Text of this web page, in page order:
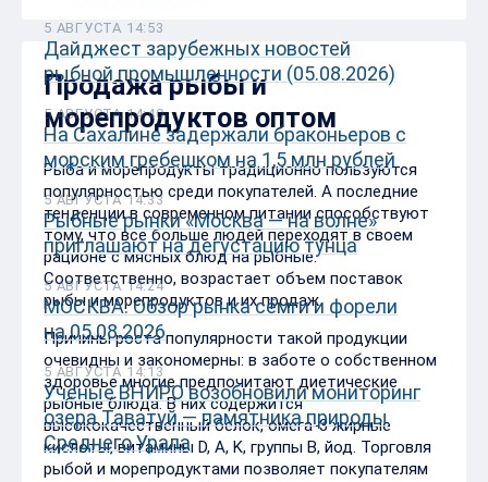
5 АВГУСТА 14:53
Дайджест зарубежных новостей
рыбной промышленности (05.08.2026)
5 АВГУСТА 14:40
На Сахалине задержали браконьеров с
морским гребешком на 1,5 млн рублей
5 АВГУСТА 14:33
Рыбные рынки «Москва — на волне»
приглашают на дегустацию тунца
5 АВГУСТА 14:24
МОСКВА: Обзор рынка сёмги и форели
на 05.08.2026
5 АВГУСТА 14:13
Учёные ВНИРО возобновили мониторинг
озера Таватуй — памятника природы
Среднего Урала
Продажа рыбы и
морепродуктов оптом
Рыба и морепродукты традиционно пользуются
популярностью среди покупателей. А последние
тенденции в современном питании способствуют
тому, что все больше людей переходят в своем
рационе с мясных блюд на рыбные.
Соответственно, возрастает объем поставок
рыбы и морепродуктов и их продаж.
Причины роста популярности такой продукции
очевидны и закономерны: в заботе о собственном
здоровье многие предпочитают диетические
рыбные блюда. В них содержится
высококачественный белок, омега-3 жирные
кислоты, витамины D, A, K, группы В, йод. Торговля
рыбой и морепродуктами позволяет покупателям